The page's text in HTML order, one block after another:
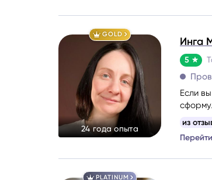
GOLD
24 года опыта
Инга
5
Если
из
PLATINUM